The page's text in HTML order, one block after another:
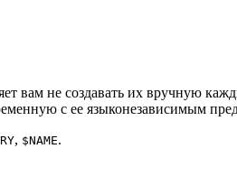
вам не создавать их вручную
с ее языконезависимым
, $NAME.